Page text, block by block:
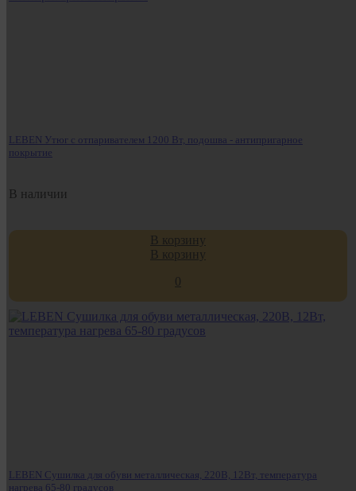
LEBEN Утюг с отпаривателем 1200 Вт, подошва - антипригарное
покрытие
В наличии
В корзину
В корзину
0
LEBEN Сушилка для обуви металлическая, 220В, 12Вт, температура
нагрева 65-80 градусов